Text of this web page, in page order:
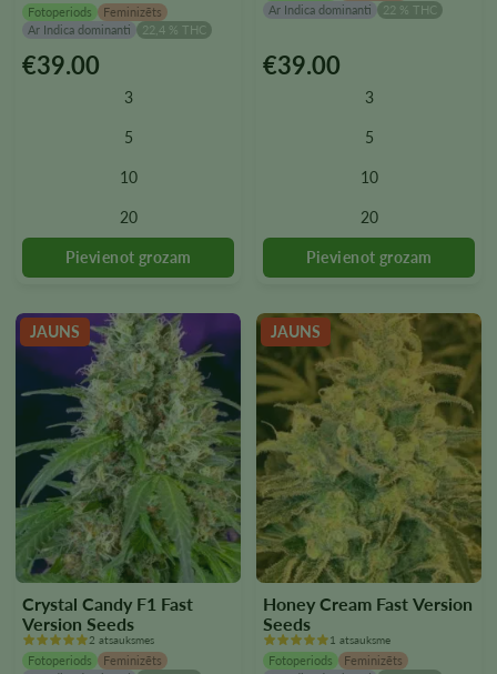
Fotoperiods
Feminizēts
Ar Indica dominanti
22,4 % THC
€39.00
3
5
10
20
Šim
produkta
lapā
Ar Indica dominanti
22 % THC
€39.00
3
5
10
20
Šim
produkta
lapā
JAUNS
Crystal Candy F1 Fast
Version Seeds
2 atsauksmes
Fotoperiods
Feminizēts
JAUNS
Honey Cream Fast Version
Seeds
1 atsauksme
Fotoperiods
Feminizēts